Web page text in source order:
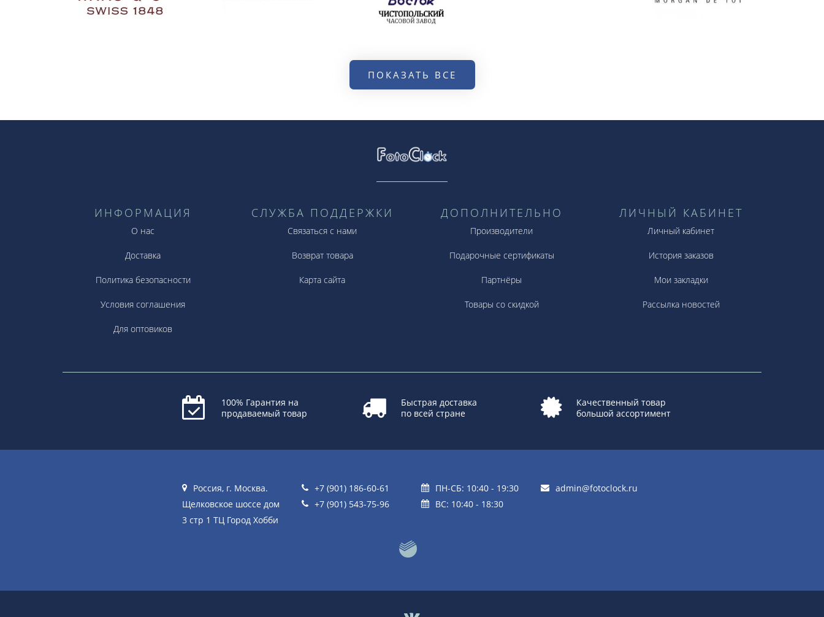
ПОКАЗАТЬ ВСЕ
ИНФОРМАЦИЯ
О нас
Доставка
Политика безопасности
Условия соглашения
Для оптовиков
СЛУЖБА ПОДДЕРЖКИ
Связаться с нами
Возврат товара
Карта сайта
ДОПОЛНИТЕЛЬНО
Производители
Подарочные сертификаты
Партнёры
Товары со скидкой
ЛИЧНЫЙ КАБИНЕТ
Личный кабинет
История заказов
Мои закладки
Рассылка новостей
100% Гарантия на
продаваемый товар
Быстрая доставка
по всей стране
Качественный товар
большой ассортимент
Россия, г. Москва.
Щелковское шоссе дом
3 стр 1 ТЦ Город Хобби
+7 (901) 186-60-61
+7 (901) 543-75-96
ПН-СБ: 10:40 - 19:30
ВС: 10:40 - 18:30
admin@fotoclock.ru